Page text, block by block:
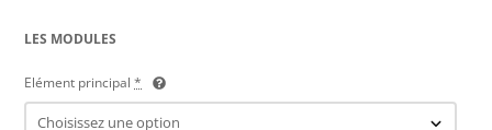
LES MODULES
Elément principal *